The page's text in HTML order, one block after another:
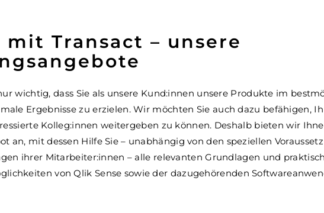
mit Transact – unsere
wichtig, dass Sie als unsere Kund:innen unsere Produkte im
Ergebnisse zu erzielen. Wir möchten Sie auch dazu befähigen,
Kolleg:innen weitergeben zu können. Deshalb bieten wir
an, mit dessen Hilfe Sie – unabhängig von den speziellen
ihrer Mitarbeiter:innen – alle relevanten Grundlagen und
von Qlik Sense sowie der dazugehörenden